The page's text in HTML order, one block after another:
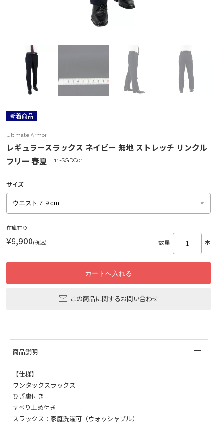
新着商品
Ultimate Armor
レギュラースラックス ネイビー 無地 ストレッチ リンクル
フリー 春夏
11-SGDC01
サイズ
在庫有り
¥9,900(税込) 数量 本
この商品に関するお問い合わせ
商品説明
【仕様】
ワンタックスラックス
ひざ裏付き
すべり止め付き
スラックス：家庭洗濯可（ウォッシャブル）